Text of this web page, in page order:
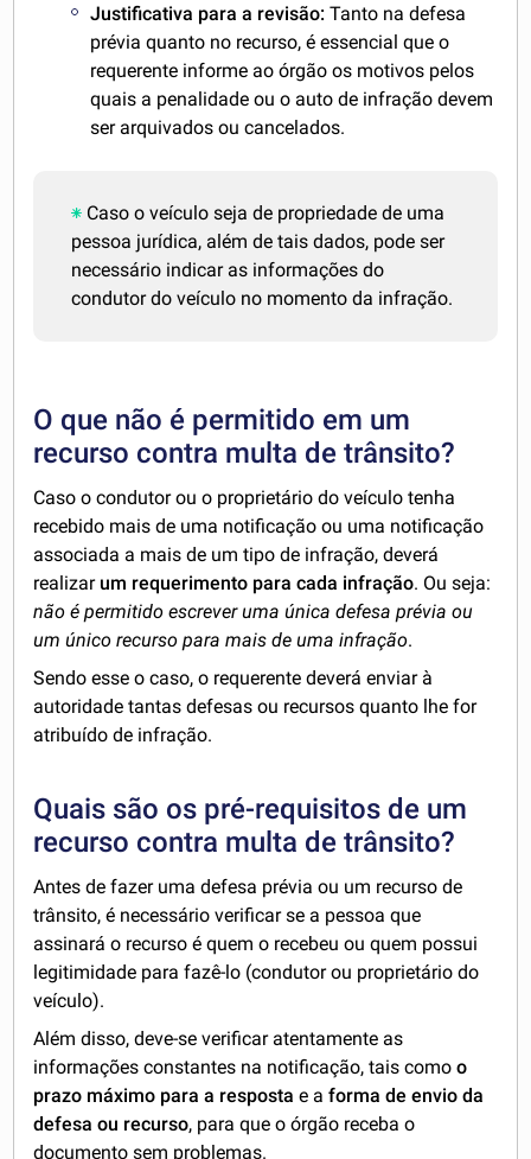
Justificativa para a revisão: Tanto na defesa
prévia quanto no recurso, é essencial que o
requerente informe ao órgão os motivos pelos
quais a penalidade ou o auto de infração devem
ser arquivados ou cancelados.
Caso o veículo seja de propriedade de uma
pessoa jurídica, além de tais dados, pode ser
necessário indicar as informações do
condutor do veículo no momento da infração.
O que não é permitido em um
recurso contra multa de trânsito?
Caso o condutor ou o proprietário do veículo tenha
recebido mais de uma notificação ou uma notificação
associada a mais de um tipo de infração, deverá
realizar um requerimento para cada infração. Ou seja:
não é permitido escrever uma única defesa prévia ou
um único recurso para mais de uma infração.
Sendo esse o caso, o requerente deverá enviar à
autoridade tantas defesas ou recursos quanto lhe for
atribuído de infração.
Quais são os pré-requisitos de um
recurso contra multa de trânsito?
Antes de fazer uma defesa prévia ou um recurso de
trânsito, é necessário verificar se a pessoa que
assinará o recurso é quem o recebeu ou quem possui
legitimidade para fazê-lo (condutor ou proprietário do
veículo).
Além disso, deve-se verificar atentamente as
informações constantes na notificação, tais comoo
prazo máximo para a respostae aforma de envio da
defesa ou recurso, para que o órgão receba o
documento sem problemas.